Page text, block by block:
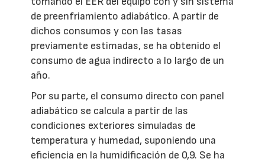
de preenfriamiento adiabático. A partir de
dichos consumos y con las tasas
previamente estimadas, se ha obtenido el
consumo de agua indirecto a lo largo de un
año.
Por su parte, el consumo directo con panel
adiabático se calcula a partir de las
condiciones exteriores simuladas de
temperatura y humedad, suponiendo una
eficiencia en la humidificación de 0,9. Se ha